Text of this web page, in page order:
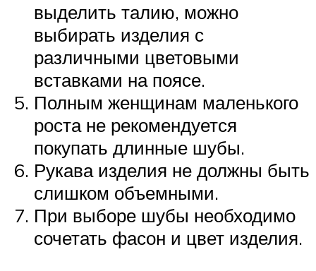
выделить талию, можно
выбирать изделия с
различными цветовыми
вставками на поясе.
Полным женщинам маленького
роста не рекомендуется
покупать длинные шубы.
Рукава изделия не должны быть
слишком объемными.
При выборе шубы необходимо
сочетать фасон и цвет изделия.